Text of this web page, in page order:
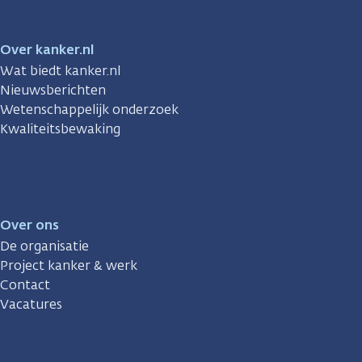
Over kanker.nl
Wat biedt kanker.nl
Nieuwsberichten
Wetenschappelijk onderzoek
Kwaliteitsbewaking
Over ons
De organisatie
Project kanker & werk
Contact
Vacatures